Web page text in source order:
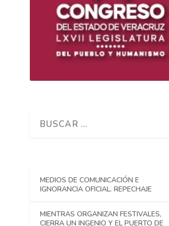
MEDIOS DE COMUNICACIÓN E
IGNORANCIA OFICIAL. REPECHAJE
MIENTRAS ORGANIZAN FESTIVALES,
CIERRA UN INGENIO Y EL PUERTO DE